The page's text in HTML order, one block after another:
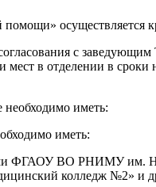
осуществляется
с
в отделении в сроки
необходимо иметь:
иметь:
ФГАОУ ВО РНИМУ
колледж №2» и